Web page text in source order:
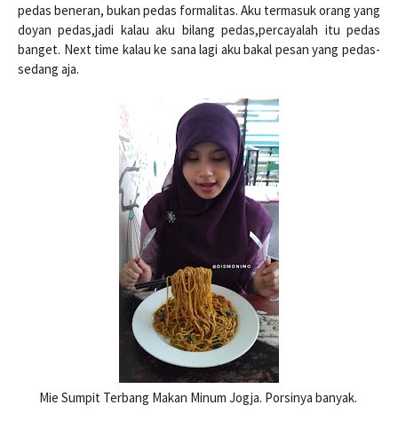
pedas beneran, bukan pedas formalitas. Aku termasuk orang yang
doyan pedas,jadi kalau aku bilang pedas,percayalah itu pedas
banget. Next time kalau ke sana lagi aku bakal pesan yang pedas-
sedang aja.
Mie Sumpit Terbang Makan Minum Jogja. Porsinya banyak.